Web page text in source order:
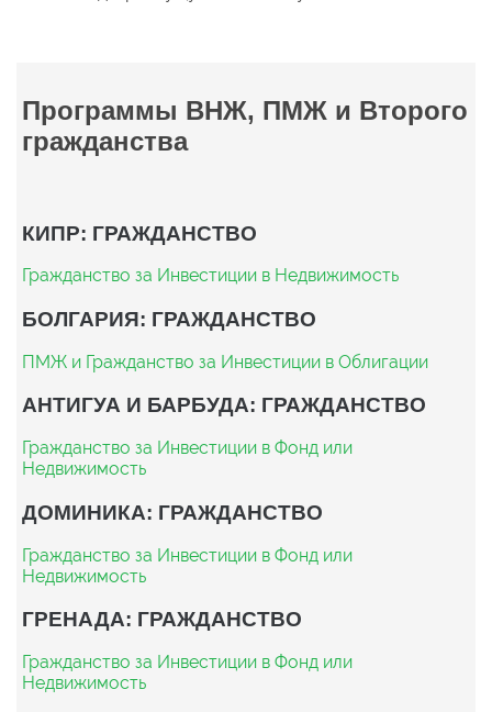
Программы ВНЖ, ПМЖ и Второго
гражданства
КИПР: ГРАЖДАНСТВО
Гражданство за Инвестиции в Недвижимость
БОЛГАРИЯ: ГРАЖДАНСТВО
ПМЖ и Гражданство за Инвестиции в Облигации
АНТИГУА И БАРБУДА: ГРАЖДАНСТВО
Гражданство за Инвестиции в Фонд или
Недвижимость
ДОМИНИКА: ГРАЖДАНСТВО
Гражданство за Инвестиции в Фонд или
Недвижимость
ГРЕНАДА: ГРАЖДАНСТВО
Гражданство за Инвестиции в Фонд или
Недвижимость